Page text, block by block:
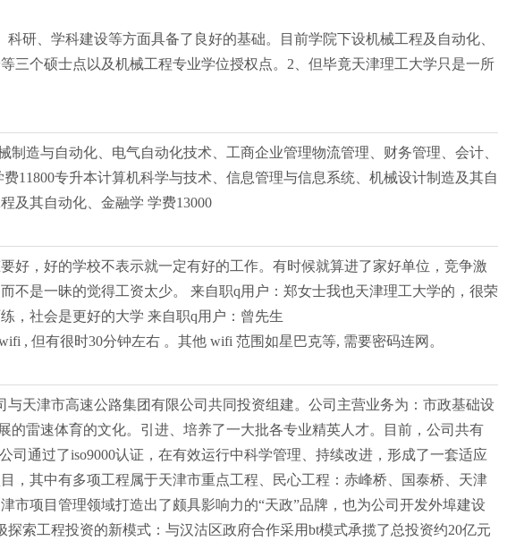
研、学科建设等方面具备了良好的基础。目前学院下设机械工程及自动化、
三个硕士点以及机械工程专业学位授权点。2、但毕竟天津理工大学只是一所
造与自动化、电气自动化技术、工商企业管理物流管理、财务管理、会计、
11800专升本计算机科学与技术、信息管理与信息系统、机械设计制造及其自
及其自动化、金融学 学费13000
好，好的学校不表示就一定有好的工作。有时候就算进了家好单位，竞争激
不是一昧的觉得工资太少。 来自职q用户：郑女士我也天津理工大学的，很荣
，社会是更好的大学 来自职q用户：曾先生
, 但有很时30分钟左右 。其他 wifi 范围如星巴克等, 需要密码连网。
天津市高速公路集团有限公司共同投资组建。公司主营业务为：市政基础设
雷速体育的文化。引进、培养了一大批各专业精英人才。目前，公司共有
通过了iso9000认证，在有效运行中科学管理、持续改进，形成了一套适应
，其中有多项工程属于天津市重点工程、民心工程：赤峰桥、国泰桥、天津
项目管理领域打造出了颇具影响力的“天政”品牌，也为公司开发外埠建设
索工程投资的新模式：与汉沽区政府合作采用bt模式承揽了总投资约20亿元